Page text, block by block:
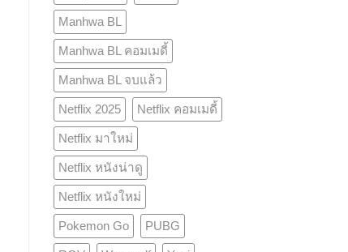
Manhwa BL
Manhwa BL คอมเมดี้
Manhwa BL จบแล้ว
Netflix 2025 Netflix คอมเมดี้
Netflix มาใหม่
Netflix หนังน่าดู
Netflix หนังใหม่
Pokemon Go PUBG